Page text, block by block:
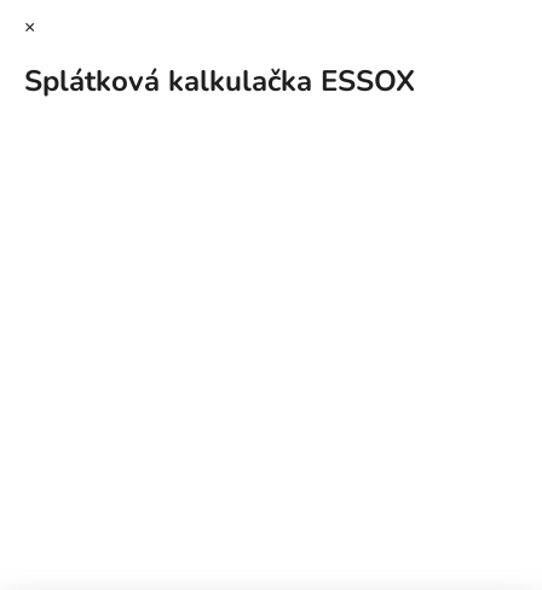
×
Splátková kalkulačka ESSOX